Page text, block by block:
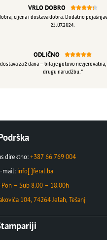
VRLO DOBRO 
cijena i dostava dobra. Dodatno
23.07.2024.
ODLIČNO 
za 2 dana – bila je gotovo
drugu narudžbu.”
direktno:+387 66 769 004
mail: info[ ]feral.ba
Pon – Sub 8.00 – 18.00h
104, 74264 Jelah, Tešanj